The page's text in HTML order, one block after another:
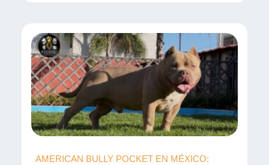
AMERICAN BULLY POCKET EN MÉXICO: